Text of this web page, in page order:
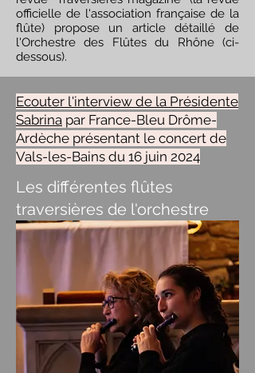
officielle de l'association française de la
flûte) propose un article détaillé de
l'Orchestre des Flûtes du Rhône (ci-
dessous).
Ecouter l'interview de la Présidente
Sabrina par France-Bleu Drôme-
Ardèche présentant le concert de
Vals-les-Bains du 16 juin 2024
Les différentes flûtes
traversières de l'orchestre